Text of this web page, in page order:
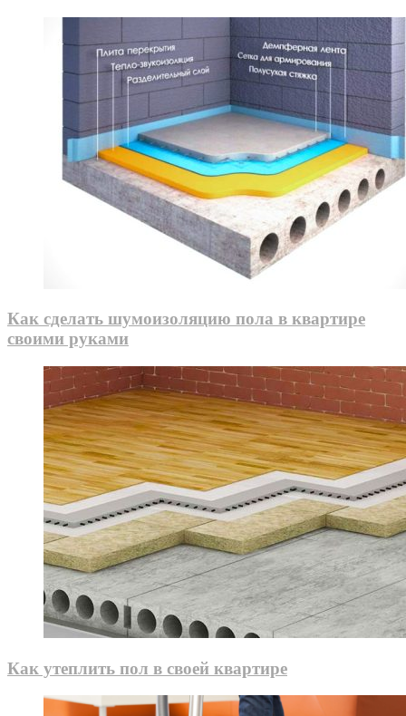
Как сделать шумоизоляцию пола в квартире
своими руками
Как утеплить пол в своей квартире